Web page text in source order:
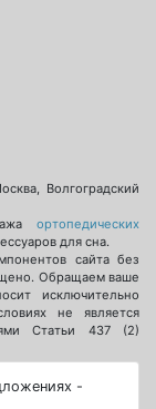
Волгоградский
ортопедических
для сна.
сайта без
Обращаем ваше
исключительно
не является
Статьи 437 (2)
-